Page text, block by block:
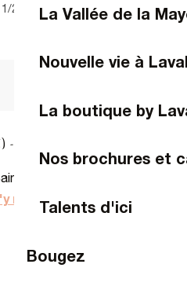
La Vallée de la
Nouvelle vie à
La boutique by
Nos brochures et
Talents d'ici
Bougez
2 h
- Halte fluviale
Louis, 53000 Laval
rendre